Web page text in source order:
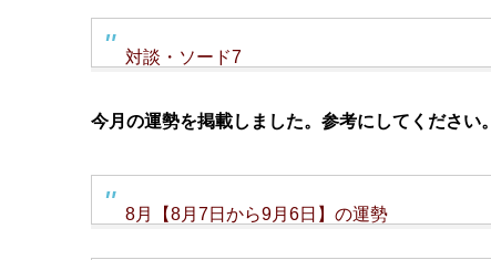
対談・ソード7
今月の運勢を掲載しました。参考にしてください。
8月【8月7日から9月6日】の運勢